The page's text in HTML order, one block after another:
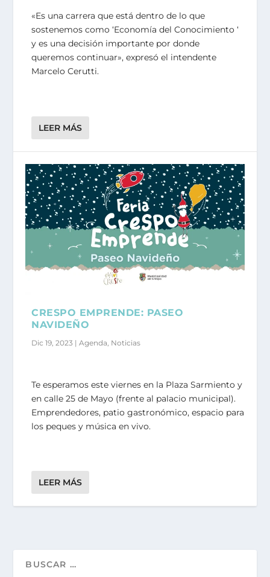
«Es una carrera que está dentro de lo que
sostenemos como ‘Economía del Conocimiento ‘
y es una decisión importante por donde
queremos continuar», expresó el intendente
Marcelo Cerutti.
LEER MÁS
CRESPO EMPRENDE: PASEO
NAVIDEÑO
Dic 19, 2023 |Agenda, Noticias
Te esperamos este viernes en la Plaza Sarmiento y
en calle 25 de Mayo (frente al palacio municipal).
Emprendedores, patio gastronómico, espacio para
los peques y música en vivo.
LEER MÁS